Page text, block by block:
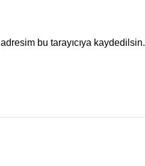
bu tarayıcıya kaydedilsin.